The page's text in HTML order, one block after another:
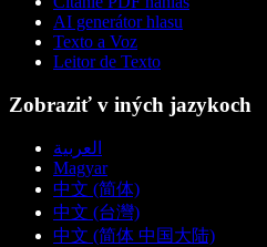
AI generátor hlasu
Texto a Voz
Leitor de Texto
Zobraziť v iných jazykoch
العربية
Magyar
中文 (简体)
中文 (台灣)
中文 (简体 中国大陆)